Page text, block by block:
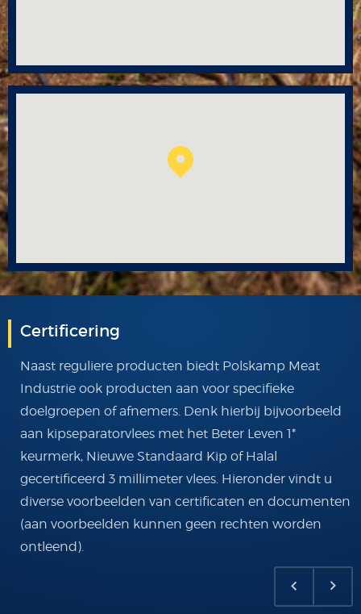
Certificering
Naast reguliere producten biedt Polskamp Meat
Industrie ook producten aan voor specifieke
doelgroepen of afnemers. Denk hierbij bijvoorbeeld
aan kipseparatorvlees met het Beter Leven 1*
keurmerk, Nieuwe Standaard Kip of Halal
gecertificeerd 3 millimeter vlees. Hieronder vindt u
diverse voorbeelden van certificaten en documenten
(aan voorbeelden kunnen geen rechten worden
ontleend).